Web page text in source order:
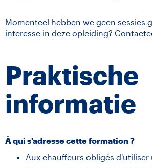
Momenteel hebben we geen sessies
interesse in deze opleiding?
Praktische
informatie
À qui s'adresse cette formation ?
Aux chauffeurs obligés